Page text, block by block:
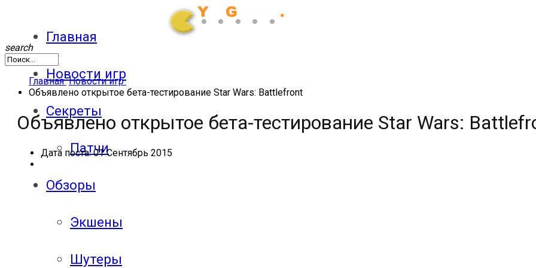
Главная
Новости игр
Секреты
Патчи
Обзоры
Экшены
Шутеры
search
Главная Новости игр
Объявлено открытое бета-тестирование Star Wars: Battlefront
Объявлено открытое бета-тестирование Star Wars:
Дата поста:01 Сентябрь 2015